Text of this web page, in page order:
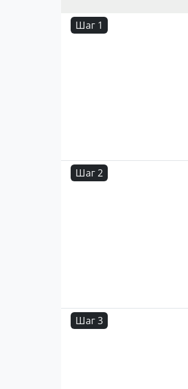
Шаг 1
Шаг 2
Шаг 3